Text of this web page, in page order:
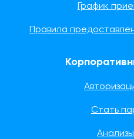
График
Правила
Стать